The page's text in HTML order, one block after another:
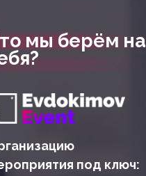
мы берём на
под ключ: